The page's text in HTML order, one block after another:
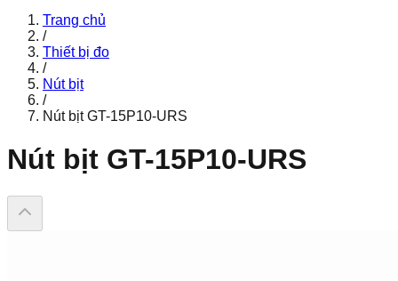
Trang chủ
/
Thiết bị đo
/
Nút bịt
/
Nút bịt GT-15P10-URS
Nút bịt GT-15P10-URS